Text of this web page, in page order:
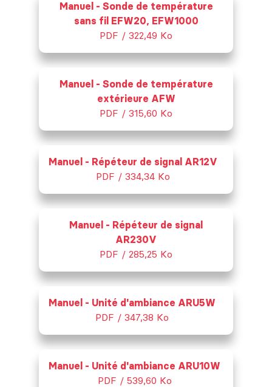
Manuel - Sonde de température
sans fil EFW20, EFW1000
PDF / 322,49 Ko
Manuel - Sonde de température
extérieure AFW
PDF / 315,60 Ko
Manuel - Répéteur de signal AR12V
PDF / 334,34 Ko
Manuel - Répéteur de signal
AR230V
PDF / 285,25 Ko
Manuel - Unité d'ambiance ARU5W
PDF / 347,38 Ko
Manuel - Unité d'ambiance ARU10W
PDF / 539,60 Ko